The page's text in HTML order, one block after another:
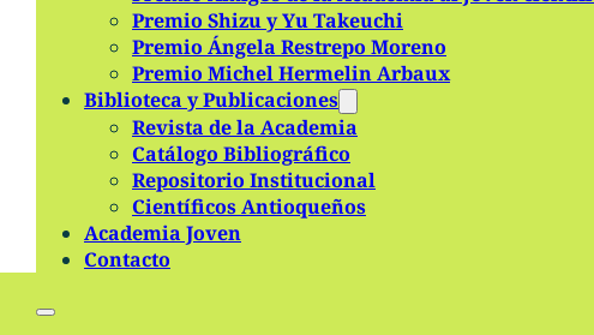
Premio Shizu y Yu Takeuchi
Premio Ángela Restrepo Moreno
Premio Michel Hermelin Arbaux
Biblioteca y Publicaciones
Revista de la Academia
Catálogo Bibliográfico
Repositorio Institucional
Científicos Antioqueños
Academia Joven
Contacto